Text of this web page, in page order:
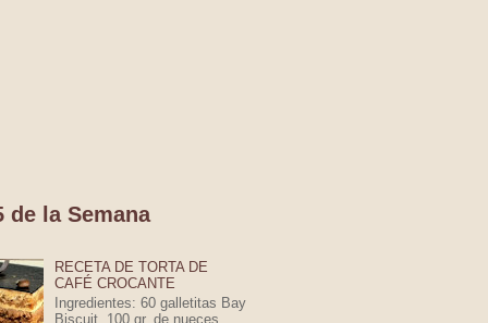
de la Semana
RECETA DE TORTA DE
CAFÉ CROCANTE
Ingredientes: 60 galletitas Bay
Biscuit. 100 gr. de nueces.